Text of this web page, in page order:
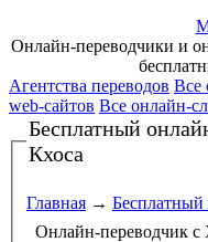
Онлайн-переводчики и
Агентства переводов Все
web-сайтов Все онлайн-
Бесплатный
Кхоса
Главная → Бесплатный
Онлайн-переводчик с